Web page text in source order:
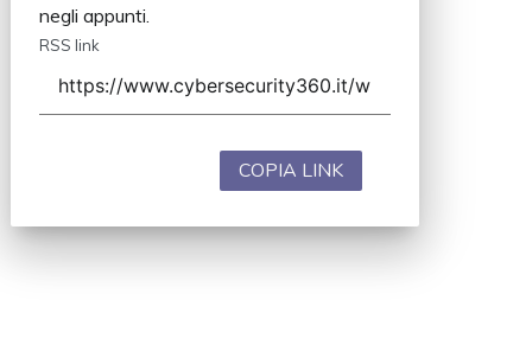
negli appunti.
RSS link
COPIA LINK